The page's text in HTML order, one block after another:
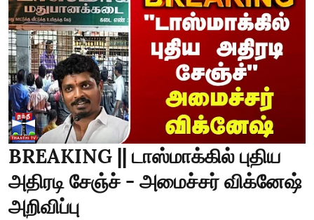
BREAKING || டாஸ்மாக்கில் புதிய
அதிரடி சேஞ்ச் - அமைச்சர் விக்னேஷ்
அறிவிப்பு